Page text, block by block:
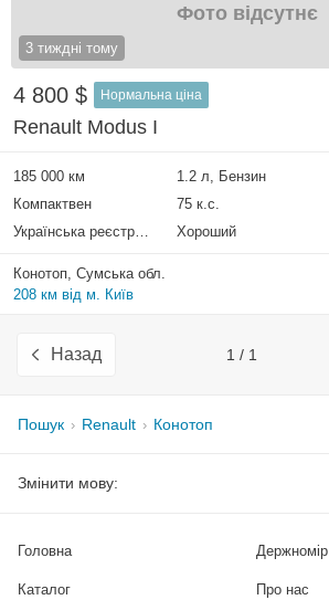
3 тиждні тому
Фото відсутнє
4 800 $ Нормальна ціна
Renault Modus I
185 000 км 1.2 л, Бензин
Компактвен
75 к.с.
Українська реєстрація
Хороший
Конотоп, Сумська обл.
208 км від м. Київ
Назад 1 / 1
Пошук Renault Конотоп
Змінити мову:
Головна
Каталог
Держномір
Про нас